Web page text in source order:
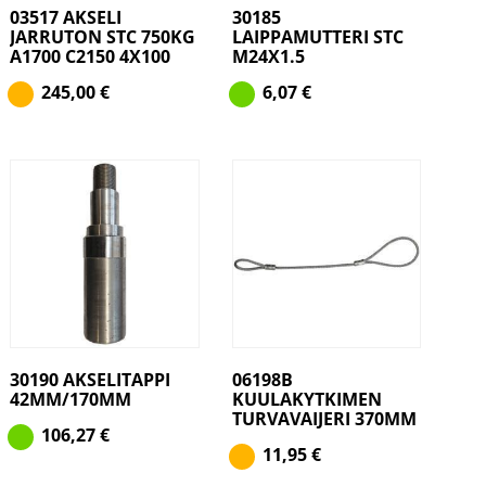
03517 AKSELI
JARRUTON STC 750KG
A1700 C2150 4X100
245,00€
30185
LAIPPAMUTTERI STC
M24X1.5
6,07€
30190 AKSELITAPPI
42MM/170MM
106,27€
06198B
KUULAKYTKIMEN
TURVAVAIJERI 370MM
11,95€